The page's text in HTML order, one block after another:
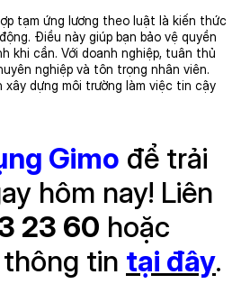
tạm ứng lương theo luật là kiến thức
Điều này giúp bạn bảo vệ quyền
khi cần. Với doanh nghiệp, tuân thủ
nghiệp và tôn trọng nhân viên.
xây dựng môi trường làm việc tin cậy
Gimo để trải
hôm nay! Liên
23 60 hoặc
tin tại đây.